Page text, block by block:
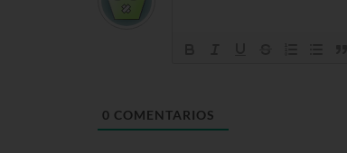
0 COMENTARIOS